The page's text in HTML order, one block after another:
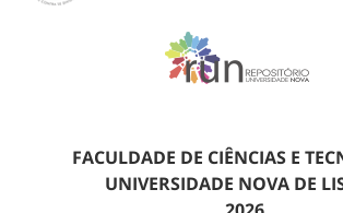
FACULDADE DE CIÊNCIAS E
UNIVERSIDADE NOVA DE